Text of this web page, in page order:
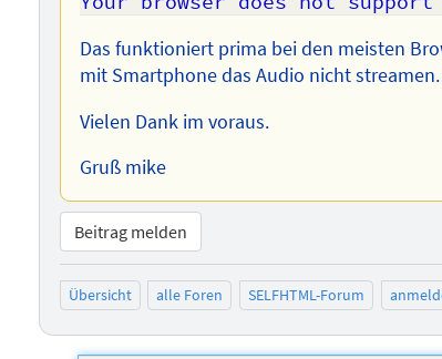
Das funktioniert prima bei den meisten
mit Smartphone das Audio nicht
Vielen Dank im voraus.
Gruß mike
Beitrag melden
Übersicht alle Foren SELFHTML-Forum